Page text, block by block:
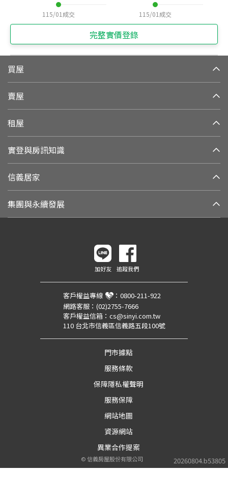
115/01 成交 115/01 成交
完整實價登錄
買屋
賣屋
租屋
實登與房訊知識
信義居家
集團與永續發展
20260804.b53805
加好友 追蹤我們
客戶權益專線 ： 0800-211-922
網路客服： (02)2755-7666
客戶權益信箱： cs@sinyi.com.tw
110 台北市信義區信義路五段100號
門市據點
服務條款
保障隱私權聲明
服務保障
網站地圖
資源網站
異業合作提案
©信義房屋股份有限公司